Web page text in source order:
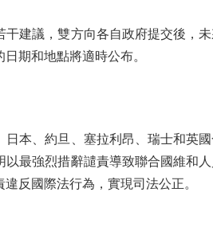
議，雙方向各自政府提交後，
期和地點將適時公布。
、約旦、塞拉利昂、瑞士和英國
最強烈措辭譴責導致聯合國維和
反國際法行為，實現司法公正。